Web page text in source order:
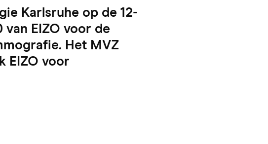
Karlsruhe op de 12-
van EIZO voor de
Het MVZ
EIZO voor